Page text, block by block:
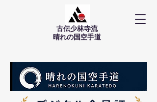
古伝少林寺流
​晴れの国空手道